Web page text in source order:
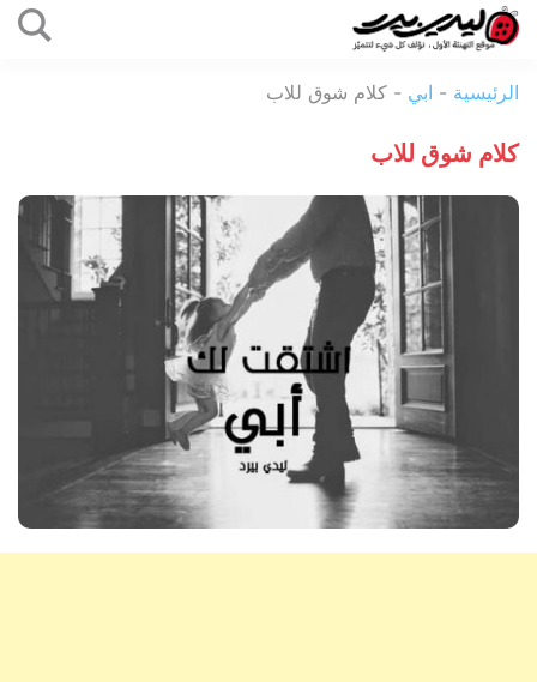
بيرد
الرئيسية - ابي - كلام شوق للاب
كلام شوق للاب